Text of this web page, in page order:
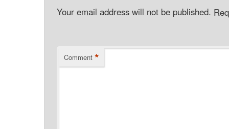
Your email address will not be published.
Comment *